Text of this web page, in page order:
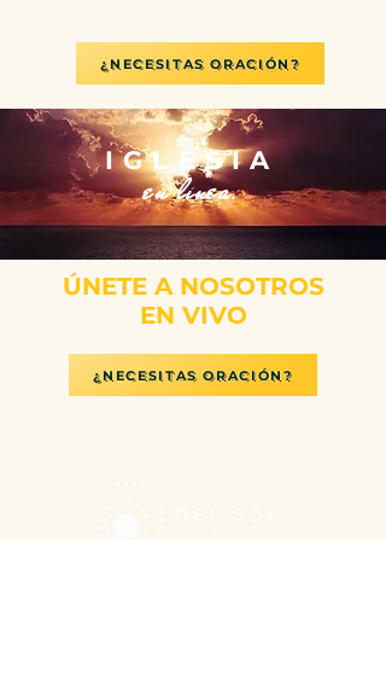
¿NECESITAS ORACIÓN?
IGLESIA
en línea.
ÚNETE A NOSOTROS
EN VIVO
¿NECESITAS ORACIÓN?